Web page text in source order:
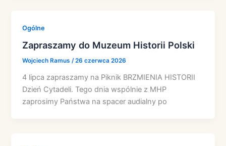
Ogólne
Zapraszamy do Muzeum Historii Polski
Wojciech Ramus/26 czerwca 2026
4 lipca zapraszamy na Piknik BRZMIENIA HISTORII
Dzień Cytadeli. Tego dnia wspólnie z MHP
zaprosimy Państwa na spacer audialny po